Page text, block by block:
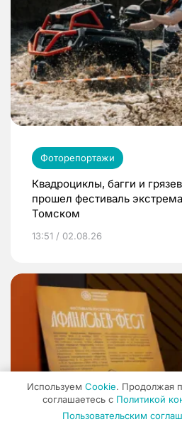
Фоторепортажи
Квадроциклы, багги и
прошел фестиваль
Томском
13:51 / 02.08.26
Используем Cookie. Продолжая
соглашаетесь с Политикой
Пользовательским